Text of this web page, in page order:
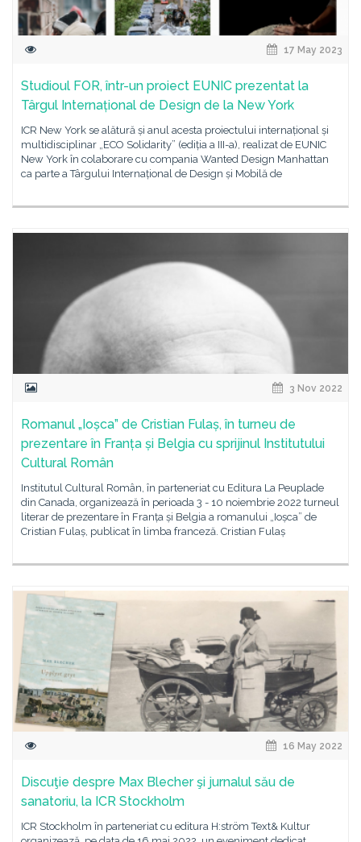
17 May 2023
Studioul FOR, într-un proiect EUNIC prezentat la
Târgul Internațional de Design de la New York
ICR New York se alătură și anul acesta proiectului internațional și
multidisciplinar „ECO Solidarity” (ediția a III-a), realizat de EUNIC
New York în colaborare cu compania Wanted Design Manhattan
ca parte a Târgului Internațional de Design și Mobilă de
3 Nov 2022
Romanul „Ioșca” de Cristian Fulaș, în turneu de
prezentare în Franța și Belgia cu sprijinul Institutului
Cultural Român
Institutul Cultural Român, în parteneriat cu Editura La Peuplade
din Canada, organizează în perioada 3 - 10 noiembrie 2022 turneul
literar de prezentare în Franța și Belgia a romanului „Ioșca” de
Cristian Fulaș, publicat în limba franceză. Cristian Fulaș
16 May 2022
Discuţie despre Max Blecher şi jurnalul său de
sanatoriu, la ICR Stockholm
ICR Stockholm în parteneriat cu editura H:ström Text& Kultur